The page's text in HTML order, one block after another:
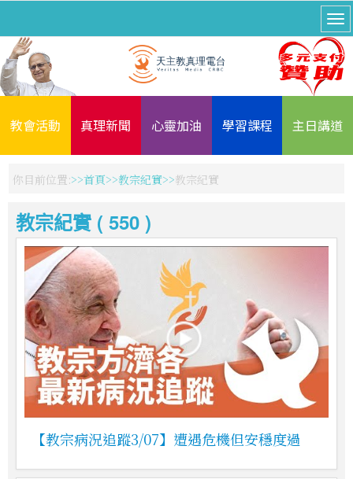
教會活動 真理新聞 心靈加油 學習課程 主日講道
你目前位置: 首頁 教宗紀實 教宗紀實
教宗紀實 ( 550 )
【教宗病況追蹤3/07】遭遇危機但安穩度過